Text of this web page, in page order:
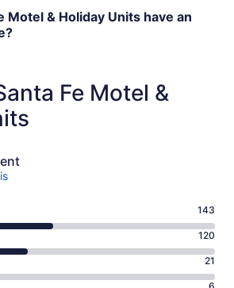
Motel & Holiday Units have an
Fe Motel &
143
120
21